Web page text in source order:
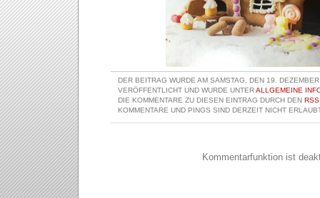
DER BEITRAG WURDE AM SAMSTAG, DEN 19.
VERÖFFENTLICHT UND WURDE UNTERALLGEMEINE
DIE KOMMENTARE ZU DIESEN EINTRAG DURCH DEN
KOMMENTARE UND PINGS SIND DERZEIT NICHT
Kommentarfunktion ist